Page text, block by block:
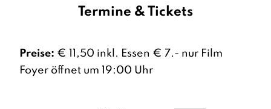
Termine & Tickets
Preise: € 11,50 inkl. Essen € 7.- nur Film
Foyer öffnet um 19:00 Uhr